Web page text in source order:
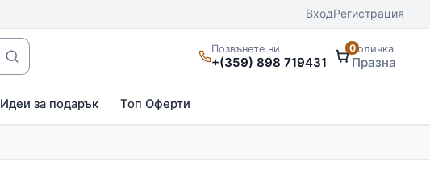
ВходРегистрация
Позвънете ни
+(359) 898 719431
0Количка
Празна
Идеи за подарък Топ Оферти